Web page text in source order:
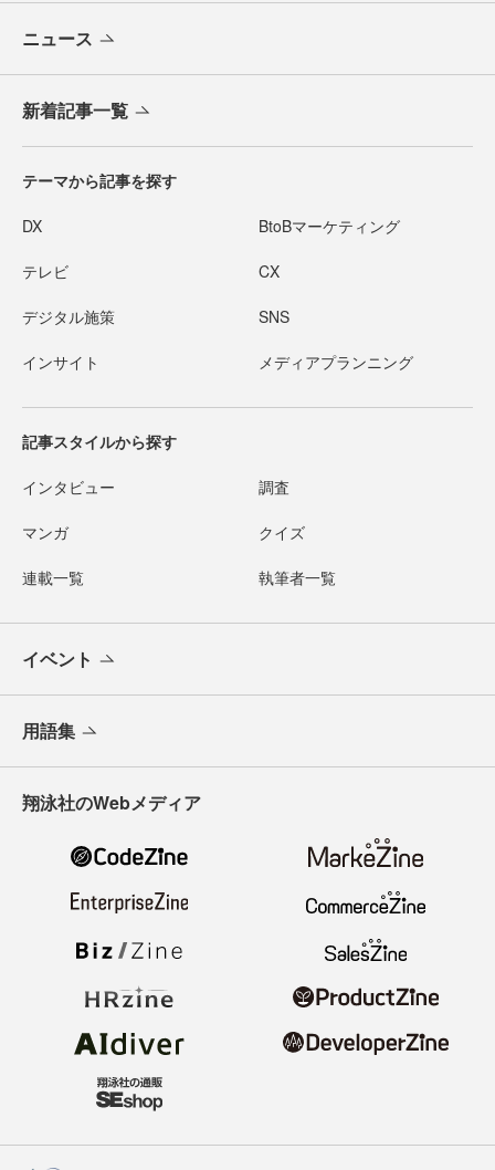
ニュース
新着記事一覧
テーマから記事を探す
DX BtoBマーケティング
テレビ CX
デジタル施策 SNS
インサイト メディアプランニング
記事スタイルから探す
インタビュー 調査
マンガ クイズ
連載一覧 執筆者一覧
イベント
用語集
翔泳社のWebメディア